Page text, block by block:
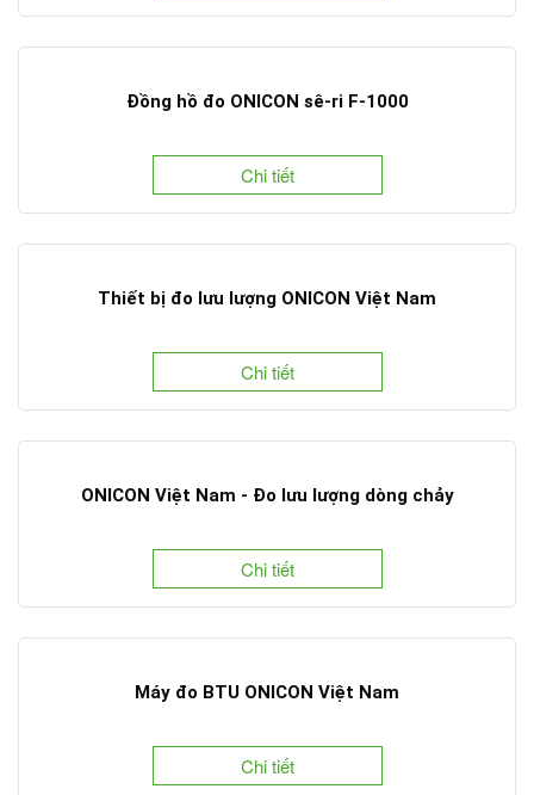
Đồng hồ đo ONICON sê-ri F-1000
Chi tiết
Thiết bị đo lưu lượng ONICON Việt Nam
Chi tiết
ONICON Việt Nam - Đo lưu lượng dòng chảy
Chi tiết
Máy đo BTU ONICON Việt Nam
Chi tiết